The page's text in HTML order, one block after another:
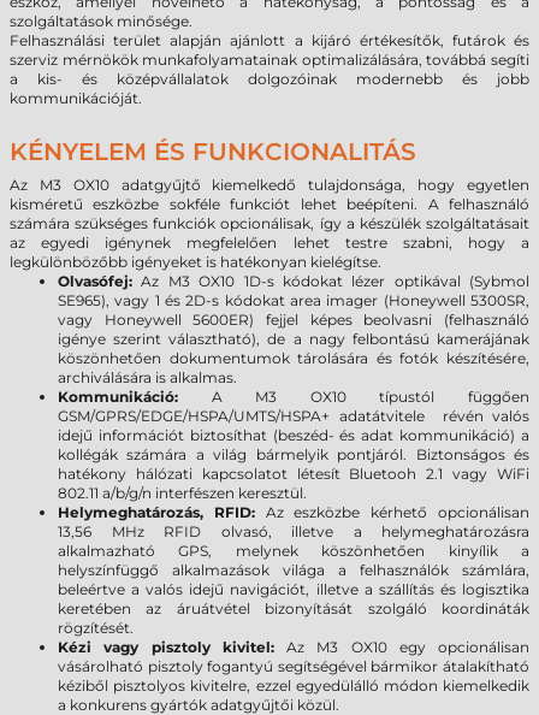
szolgáltatások minősége.
Felhasználási terület alapján ajánlott a kijáró értékesítők, futárok és
szerviz mérnökök munkafolyamatainak optimalizálására, továbbá segíti
a kis- és középvállalatok dolgozóinak modernebb és jobb
kommunikációját.
KÉNYELEM ÉS FUNKCIONALITÁS
Az M3 OX10 adatgyűjtő kiemelkedő tulajdonsága, hogy egyetlen
kisméretű eszközbe sokféle funkciót lehet beépíteni. A felhasználó
számára szükséges funkciók opcionálisak, így a készülék szolgáltatásait
az egyedi igénynek megfelelően lehet testre szabni, hogy a
legkülönbözőbb igényeket is hatékonyan kielégítse.
Olvasófej:Az M3 OX10 1D-s kódokat lézer optikával (Sybmol
SE965), vagy 1 és 2D-s kódokat area imager (Honeywell 5300SR,
vagy Honeywell 5600ER) fejjel képes beolvasni (felhasználó
igénye szerint választható), de a nagy felbontású kamerájának
köszönhetően dokumentumok tárolására és fotók készítésére,
archiválására is alkalmas.
Kommunikáció: A M3 OX10 típustól függően
GSM/GPRS/EDGE/HSPA/UMTS/HSPA+ adatátvitele révén valós
idejű információt biztosíthat (beszéd- és adat kommunikáció) a
kollégák számára a világ bármelyik pontjáról. Biztonságos és
hatékony hálózati kapcsolatot létesít Bluetooh 2.1 vagy WiFi
802.11 a/b/g/n interfészen keresztül.
Helymeghatározás, RFID: Az eszközbe kérhető opcionálisan
13,56 MHz RFID olvasó, illetve a helymeghatározásra
alkalmazható GPS, melynek köszönhetően kinyílik a
helyszínfüggő alkalmazások világa a felhasználók számlára,
beleértve a valós idejű navigációt, illetve a szállítás és logisztika
keretében az áruátvétel bizonyítását szolgáló koordináták
rögzítését.
Kézi vagy pisztoly kivitel: Az M3 OX10 egy opcionálisan
vásárolható pisztoly fogantyú segítségével bármikor átalakítható
kéziből pisztolyos kivitelre, ezzel egyedülálló módon kiemelkedik
a konkurens gyártók adatgyűjtői közül.